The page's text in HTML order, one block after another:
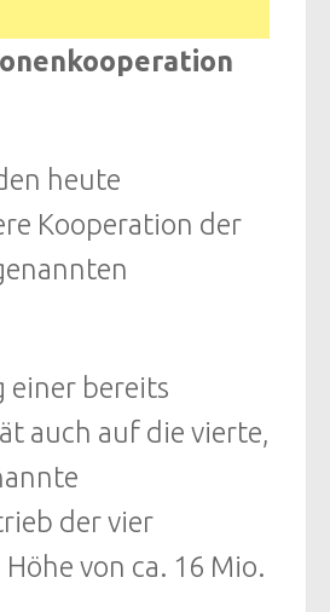
heute
Kooperation der
einer bereits
auch auf die vierte,
der vier
von ca. 16 Mio.